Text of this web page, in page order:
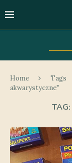
Home Tags
akwarystyczne"
TAG: